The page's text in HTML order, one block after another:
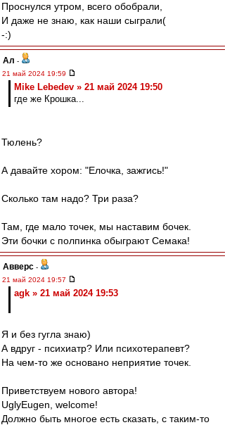
Проснулся утром, всего обобрали,
И даже не знаю, как наши сыграли(
-:)
Ал -
21 май 2024 19:59
Mike Lebedev » 21 май 2024 19:50
где же Крошка...
Тюлень?
А давайте хором: "Елочка, зажгись!"
Сколько там надо? Три раза?
Там, где мало точек, мы наставим бочек.
Эти бочки с полпинка обыграют Семака!
Авверс -
21 май 2024 19:57
agk » 21 май 2024 19:53
Я и без гугла знаю)
А вдруг - психиатр? Или психотерапевт?
На чем-то же основано неприятие точек.
Приветствуем нового автора!
UglyEugen, welcome!
Должно быть многое есть сказать, с таким-то